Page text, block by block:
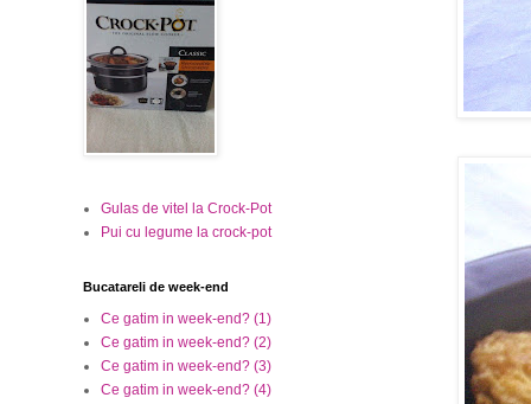
Gulas de vitel la Crock-Pot
Pui cu legume la crock-pot
Bucatareli de week-end
Ce gatim in week-end? (1)
Ce gatim in week-end? (2)
Ce gatim in week-end? (3)
Ce gatim in week-end? (4)